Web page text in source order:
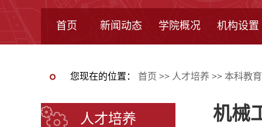
首页 新闻动态 学院概况 机构设置
您现在的位置： 首页 >> 人才培养 >> 本科教育
人才培养 机械